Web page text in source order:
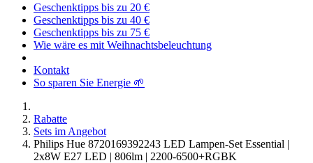
Geschenktipps bis zu 20 €
Geschenktipps bis zu 40 €
Geschenktipps bis zu 75 €
Wie wäre es mit Weihnachtsbeleuchtung
Kontakt
So sparen Sie Energie 🌱
Rabatte
Sets im Angebot
Philips Hue 8720169392243 LED Lampen-Set Essential |
2x8W E27 LED | 806lm | 2200-6500+RGBK